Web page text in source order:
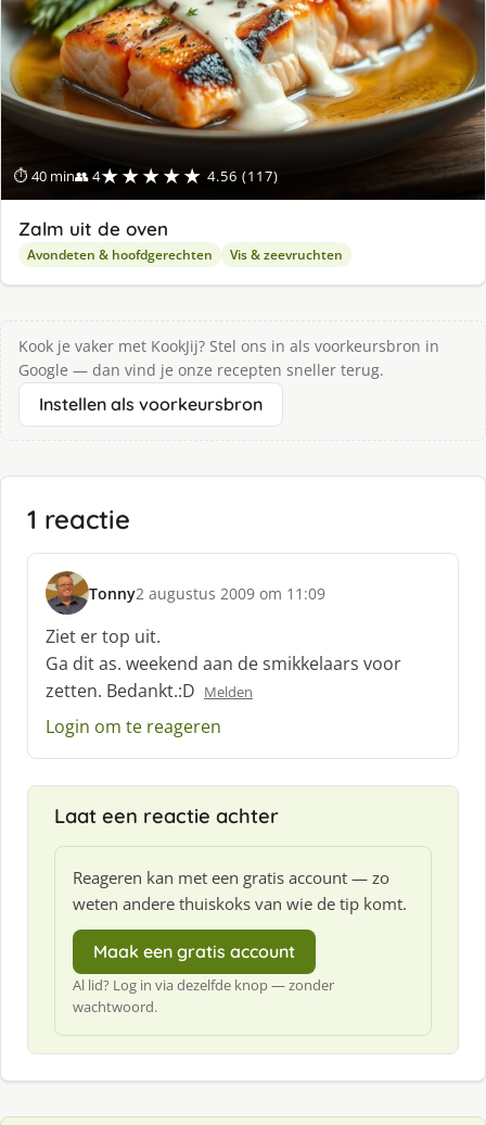
⏱ 40 min👥 4★★★★★ 4.56 (117)
Zalm uit de oven
Avondeten & hoofdgerechten Vis & zeevruchten
Kook je vaker met KookJij? Stel ons in als voorkeursbron in
Google — dan vind je onze recepten sneller terug.
Instellen als voorkeursbron
1 reactie
Tonny
s
c
h
r
e
e
:
2 augustus 2009 om 11:09
Ziet er top uit.
Ga dit as. weekend aan de smikkelaars voor
zetten. Bedankt.:D Melden
Login om te reageren
Laat een reactie achter
Reageren kan met een gratis account — zo
weten andere thuiskoks van wie de tip komt.
Maak een gratis account
Al lid? Log in via dezelfde knop — zonder
wachtwoord.